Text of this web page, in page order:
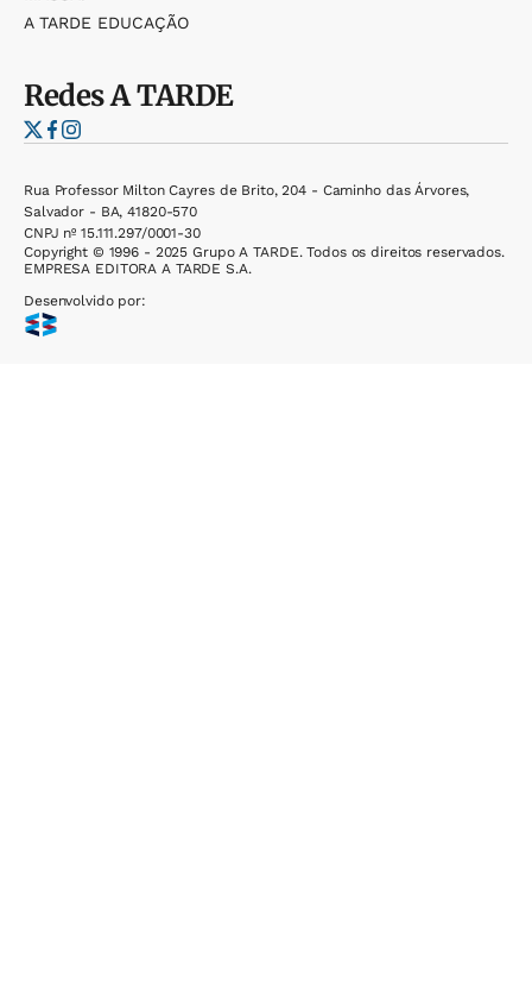
A TARDE EDUCAÇÃO
RedesA TARDE
Rua Professor Milton Cayres de Brito, 204 - Caminho das Árvores,
Salvador - BA, 41820-570
CNPJ nº 15.111.297/0001-30
Copyright © 1996 - 2025 Grupo A TARDE. Todos os direitos reservados.
EMPRESA EDITORA A TARDE S.A.
Desenvolvido por: